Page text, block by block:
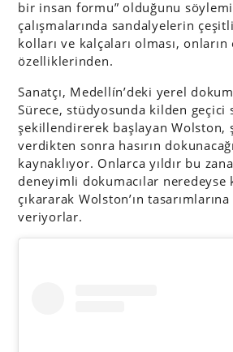
bir insan formu” olduğunu
çalışmalarında sandalyelerin
kolları ve kalçaları olması,
özelliklerinden.
Sanatçı, Medellín’deki yerel
Sürece, stüdyosunda kilden geçici
şekillendirerek başlayan Wolston,
verdikten sonra hasırın
kaynaklıyor. Onlarca yıldır bu
deneyimli dokumacılar neredeyse
çıkararak Wolston’ın
veriyorlar.